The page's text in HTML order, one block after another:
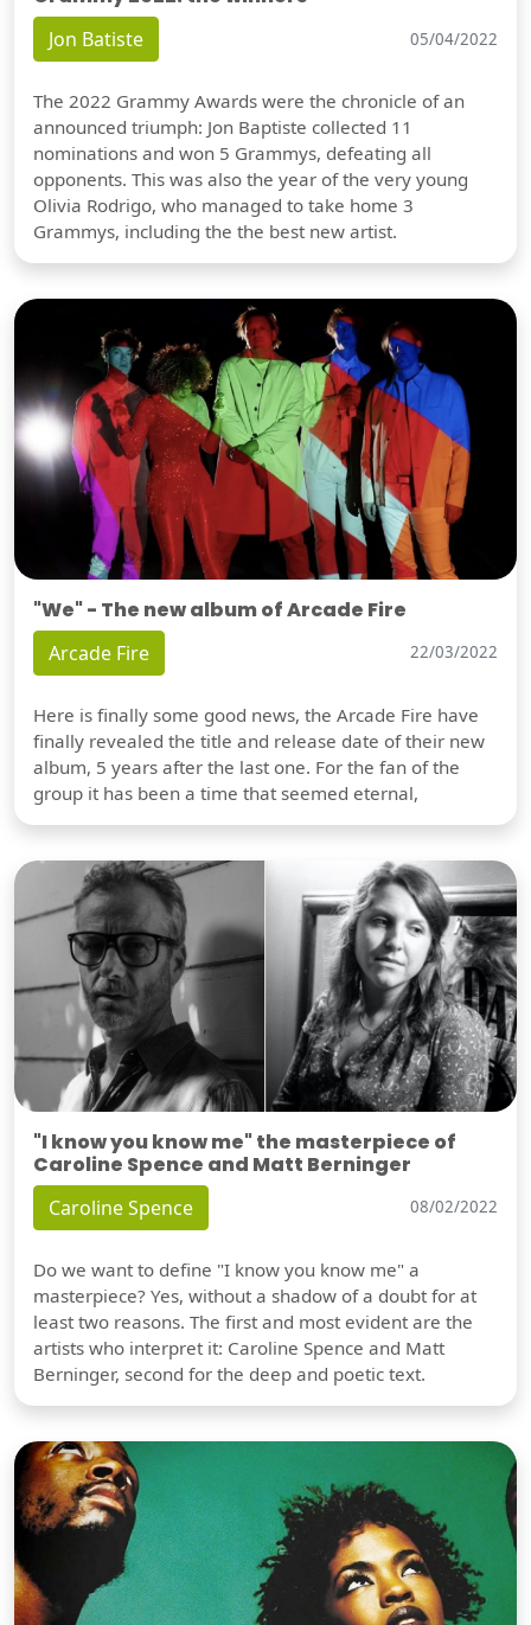
Jon Batiste 05/04/2022
The 2022 Grammy Awards were the chronicle of an
announced triumph: Jon Baptiste collected 11
nominations and won 5 Grammys, defeating all
opponents. This was also the year of the very young
Olivia Rodrigo, who managed to take home 3
Grammys, including the the best new artist.
"We" - The new album of Arcade Fire
Arcade Fire 22/03/2022
Here is finally some good news, the Arcade Fire have
finally revealed the title and release date of their new
album, 5 years after the last one. For the fan of the
group it has been a time that seemed eternal,
"I know you know me" the masterpiece of
Caroline Spence and Matt Berninger
Caroline Spence 08/02/2022
Do we want to define "I know you know me" a
masterpiece? Yes, without a shadow of a doubt for at
least two reasons. The first and most evident are the
artists who interpret it: Caroline Spence and Matt
Berninger, second for the deep and poetic text.